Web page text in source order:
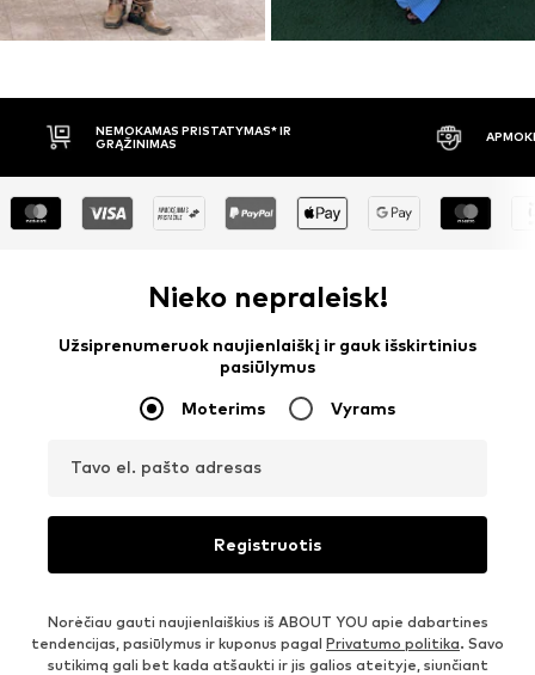
APMOKĖJIMAS PRISTAČIUS 30 DIENŲ
Nieko nepraleisk!
Užsiprenumeruok naujienlaiškį ir gauk išskirtinius
pasiūlymus
Moterims Vyrams
Tavo el. pašto adresas
Registruotis
Norėčiau gauti naujienlaiškius iš ABOUT YOU apie dabartines
tendencijas, pasiūlymus ir kuponus pagal Privatumo politika. Savo
sutikimą gali bet kada atšaukti ir jis galios ateityje, siunčiant